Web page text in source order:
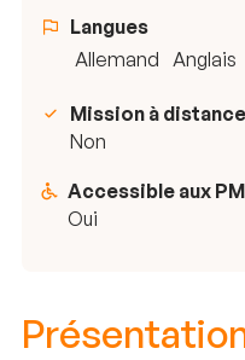
Langues
Allemand Anglais
Mission à distance
Non
Accessible aux
Oui